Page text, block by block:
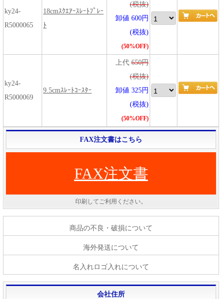
ky24-
R5000065
18cmｽｸｴｱｰｽﾚｰﾄﾌﾟﾚｰ
ﾄ
(税抜)
卸値 600円
(税抜)
(50%OFF)
ky24-
R5000069
9.5cmｽﾚｰﾄｺｰｽﾀｰ
上代 650円
(税抜)
卸値 325円
(税抜)
(50%OFF)
FAX注文書はこちら
FAX注文書
印刷してご利用ください。
商品の不良・破損について
海外発送について
名入れロゴ入れについて
会社住所